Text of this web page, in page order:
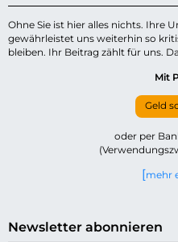
Ohne Sie ist hier alles nichts. Ihre
gewährleistet uns weiterhin so
bleiben. Ihr Beitrag zählt für uns.
Mit
Geld
oder per
mehr
Newsletter abonnieren